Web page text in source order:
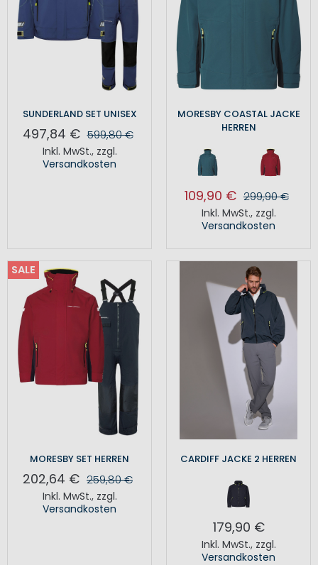
SUNDERLAND SET UNISEX
497,84 € 599,80 €
Inkl. MwSt., zzgl.
Versandkosten
MORESBY COASTAL JACKE
HERREN
109,90 € 299,90 €
Inkl. MwSt., zzgl.
Versandkosten
SALE
MORESBY SET HERREN
202,64 € 259,80 €
Inkl. MwSt., zzgl.
Versandkosten
CARDIFF JACKE 2 HERREN
179,90 €
Inkl. MwSt., zzgl.
Versandkosten